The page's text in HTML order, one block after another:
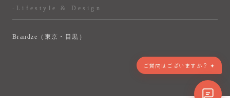
-Lifestyle & Design
Brandze（東京・目黒）
> VIEW MORE
ご質問はございますか？ ✦